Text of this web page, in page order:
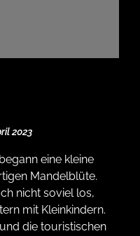
2023
eine kleine
Mandelblüte.
nicht soviel los,
mit Kleinkindern.
die touristischen